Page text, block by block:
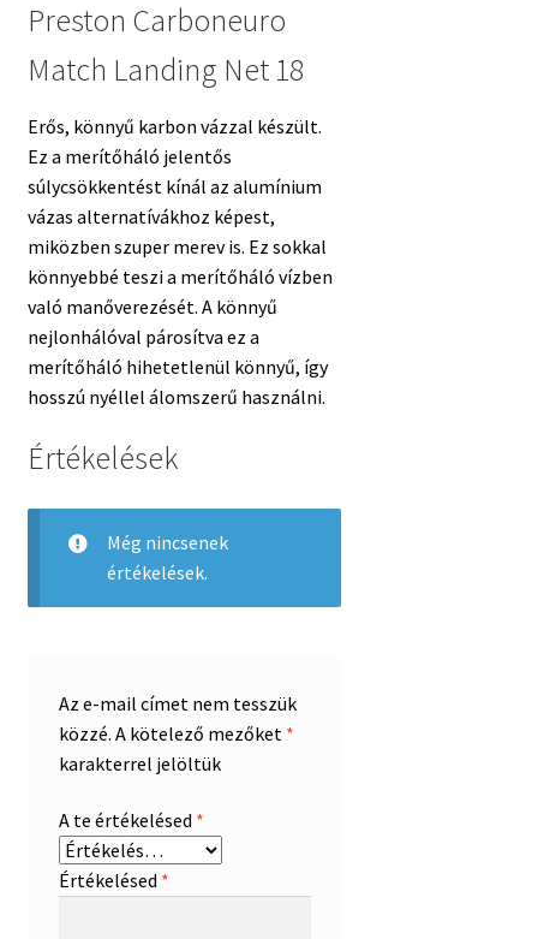
Preston Carboneuro
Match Landing Net 18
Erős, könnyű karbon vázzal készült.
Ez a merítőháló jelentős
súlycsökkentést kínál az alumínium
vázas alternatívákhoz képest,
miközben szuper merev is. Ez sokkal
könnyebbé teszi a merítőháló vízben
való manőverezését. A könnyű
nejlonhálóval párosítva ez a
merítőháló hihetetlenül könnyű, így
hosszú nyéllel álomszerű használni.
Értékelések
Még nincsenek
értékelések.
Az e-mail címet nem tesszük
közzé. A kötelező mezőket *
karakterrel jelöltük
A te értékelésed *
Értékelésed *